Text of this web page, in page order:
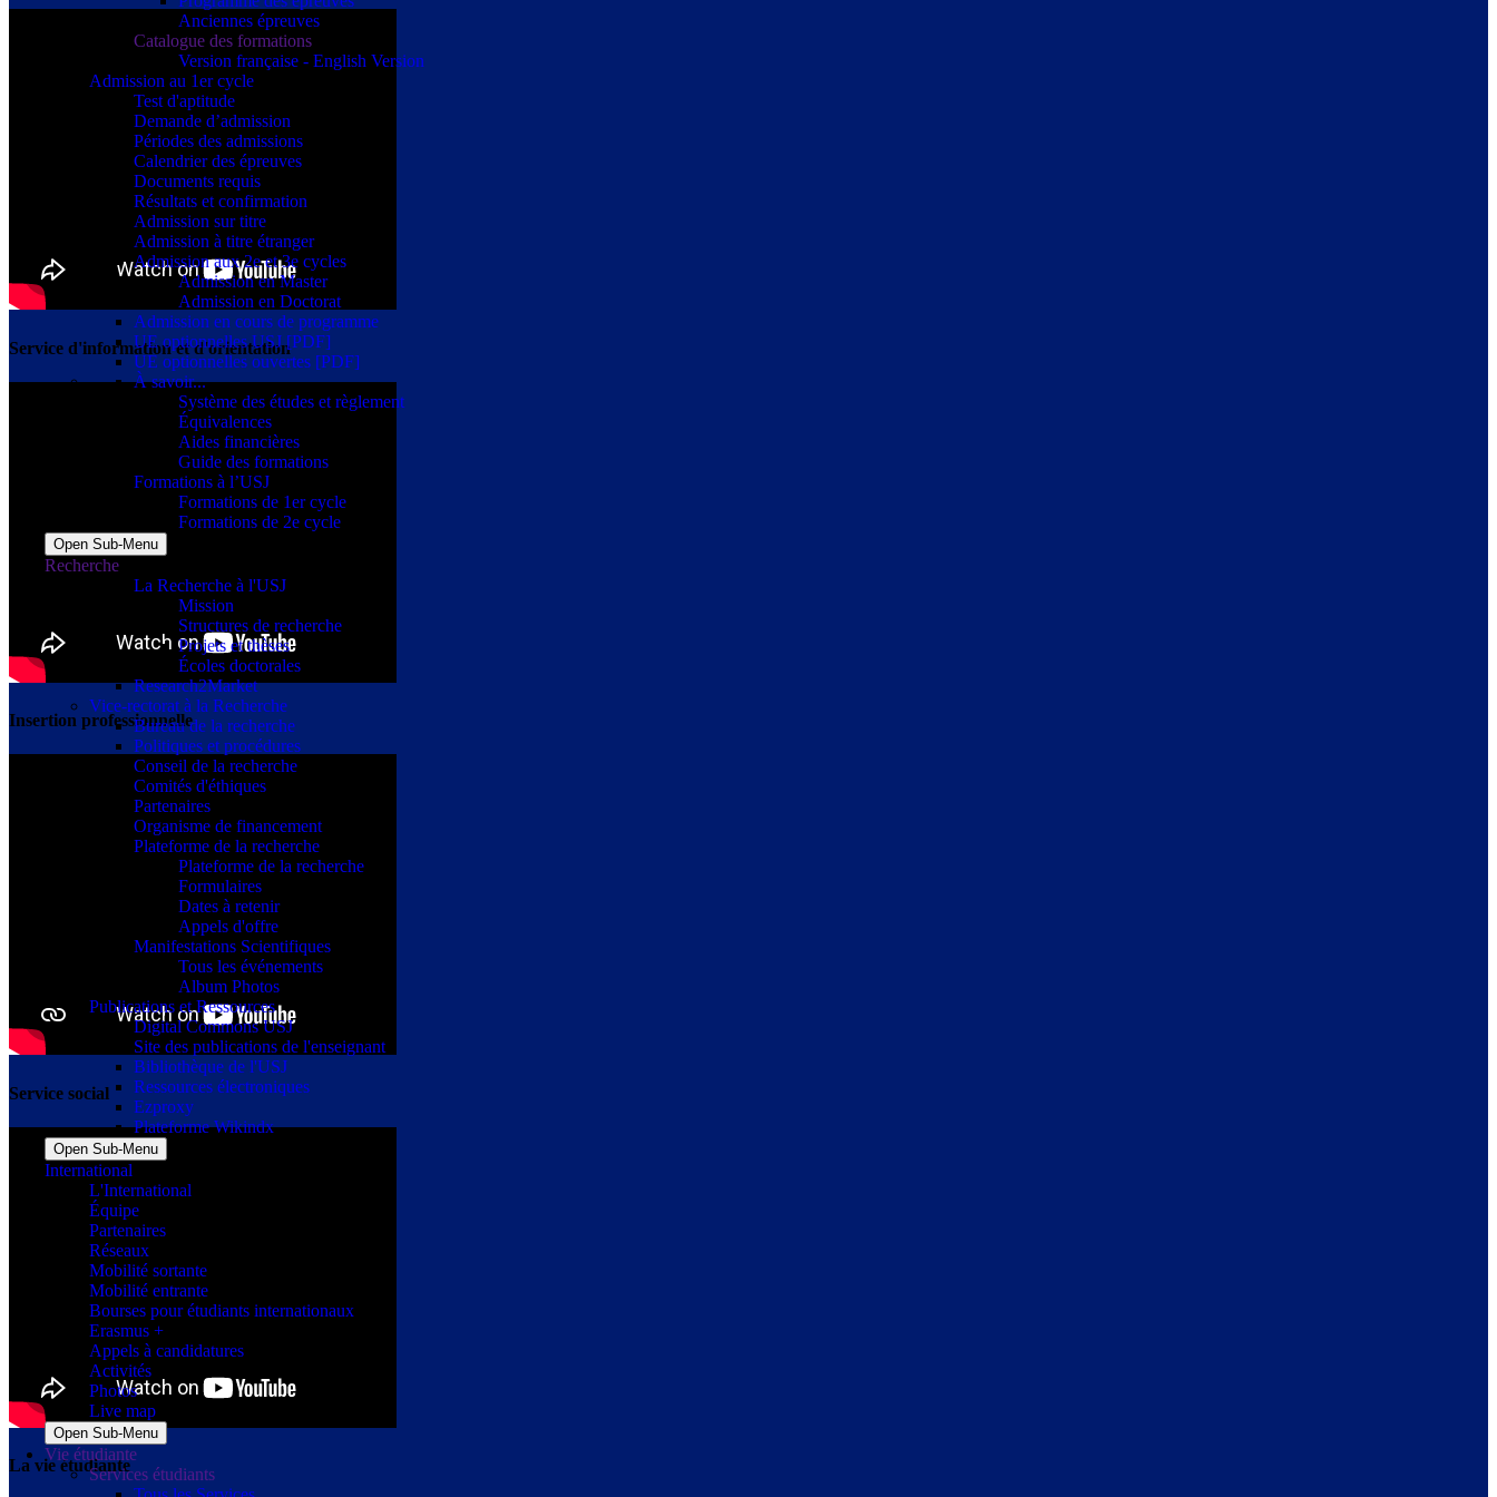
Anciennes épreuves
Catalogue des formations
Version française - English Version
Admission au 1er cycle
Test d'aptitude
Demande d’admission
Périodes des admissions
Calendrier des épreuves
Documents requis
Résultats et confirmation
Admission sur titre
Admission à titre étranger
Admission aux 2e et 3e cycles
Admission en Master
Admission en Doctorat
Admission en cours de programme
UE optionnelles USJ [PDF]
UE optionnelles ouvertes [PDF]
À savoir...
Système des études et règlement
Équivalences
Aides financières
Guide des formations
Formations à l’USJ
Formations de 1er cycle
Formations de 2e cycle
Open Sub-Menu
Recherche
La Recherche à l'USJ
Mission
Structures de recherche
Projets et thèses
Écoles doctorales
Research2Market
Vice-rectorat à la Recherche
Bureau de la recherche
Politiques et procédures
Conseil de la recherche
Comités d'éthiques
Partenaires
Organisme de financement
Plateforme de la recherche
Plateforme de la recherche
Formulaires
Dates à retenir
Appels d'offre
Manifestations Scientifiques
Tous les événements
Album Photos
Publications et Ressources
Digital Commons USJ
Site des publications de l'enseignant
Bibliothèque de l'USJ
Ressources électroniques
Ezproxy
Plateforme Wikindx
Open Sub-Menu
International
L'International
Équipe
Partenaires
Réseaux
Mobilité sortante
Mobilité entrante
Bourses pour étudiants internationaux
Erasmus +
Appels à candidatures
Activités
Photos
Live map
Open Sub-Menu
Vie étudiante
Services étudiants
Service d'information et d'orientation
Insertion professionnelle
Service social
La vie étudiante